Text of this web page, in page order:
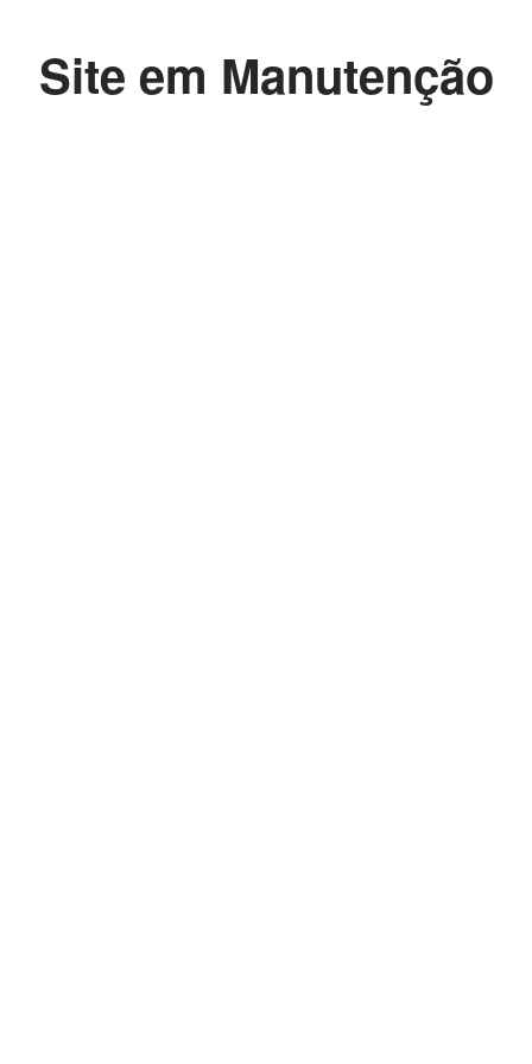
Site em Manutenção